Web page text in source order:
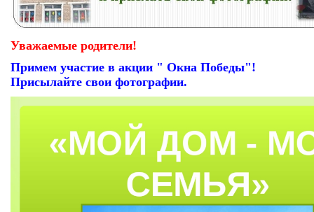
Уважаемые родители!
Примем участие в акции " Окна Победы"!
Присылайте свои фотографии.